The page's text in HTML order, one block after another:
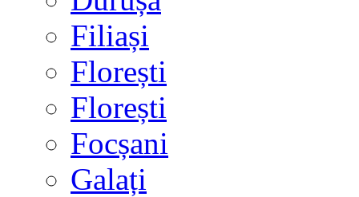
Filiași
Florești
Florești
Focșani
Galați